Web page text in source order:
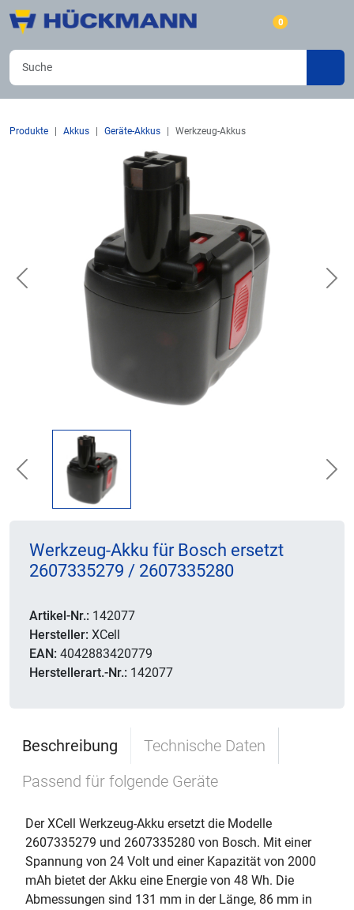
0
Produkte Akkus Geräte-Akkus Werkzeug-Akkus
Previous
Previous
Werkzeug-Akku für Bosch ersetzt
2607335279 / 2607335280
Artikel-Nr.: 142077
Hersteller: XCell
EAN: 4042883420779
Herstellerart.-Nr.: 142077
Beschreibung
Technische Daten
Passend für folgende Geräte
Der XCell Werkzeug-Akku ersetzt die Modelle
2607335279 und 2607335280 von Bosch. Mit einer
Spannung von 24 Volt und einer Kapazität von 2000
mAh bietet der Akku eine Energie von 48 Wh. Die
Abmessungen sind 131 mm in der Länge, 86 mm in